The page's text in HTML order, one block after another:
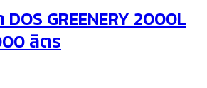
GREENERY 2000L
ลิตร